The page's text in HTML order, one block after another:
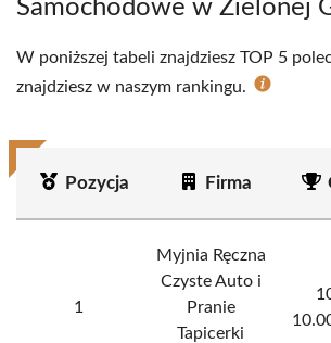
Samochodowe w Zielonej
W poniższej tabeli znajdziesz TOP 5
znajdziesz w naszym rankingu.
Pozycja Firma
1
Myjnia Ręczna
Czyste Auto i
Pranie
Tapicerki